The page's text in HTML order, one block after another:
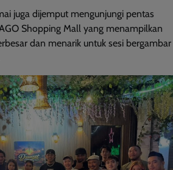
juga dijemput mengunjungi pentas
Shopping Mall yang menampilkan
dan menarik untuk sesi bergambar